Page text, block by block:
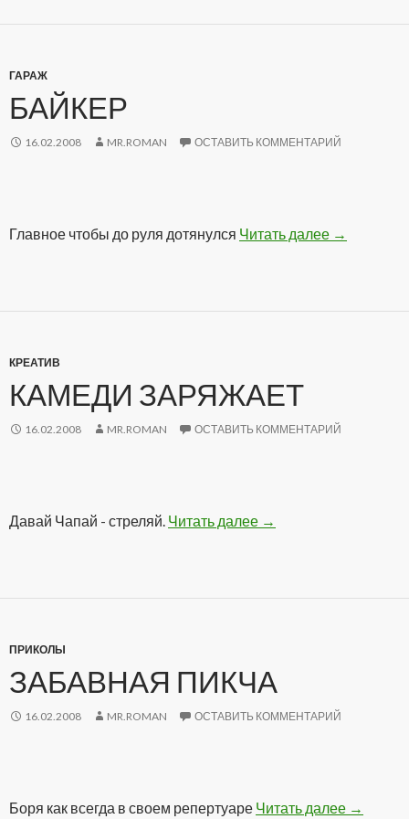
ГАРАЖ
БАЙКЕР
16.02.2008 MR.ROMAN ОСТАВИТЬ КОММЕНТАРИЙ
Главное чтобы до руля дотянулся Читать далее Байкер
→
КРЕАТИВ
КАМЕДИ ЗАРЯЖАЕТ
16.02.2008 MR.ROMAN ОСТАВИТЬ КОММЕНТАРИЙ
Давай Чапай - стреляй. Читать далее Камеди Заряжает
→
ПРИКОЛЫ
ЗАБАВНАЯ ПИКЧА
16.02.2008 MR.ROMAN ОСТАВИТЬ КОММЕНТАРИЙ
Боря как всегда в своем репертуаре Читать далее →